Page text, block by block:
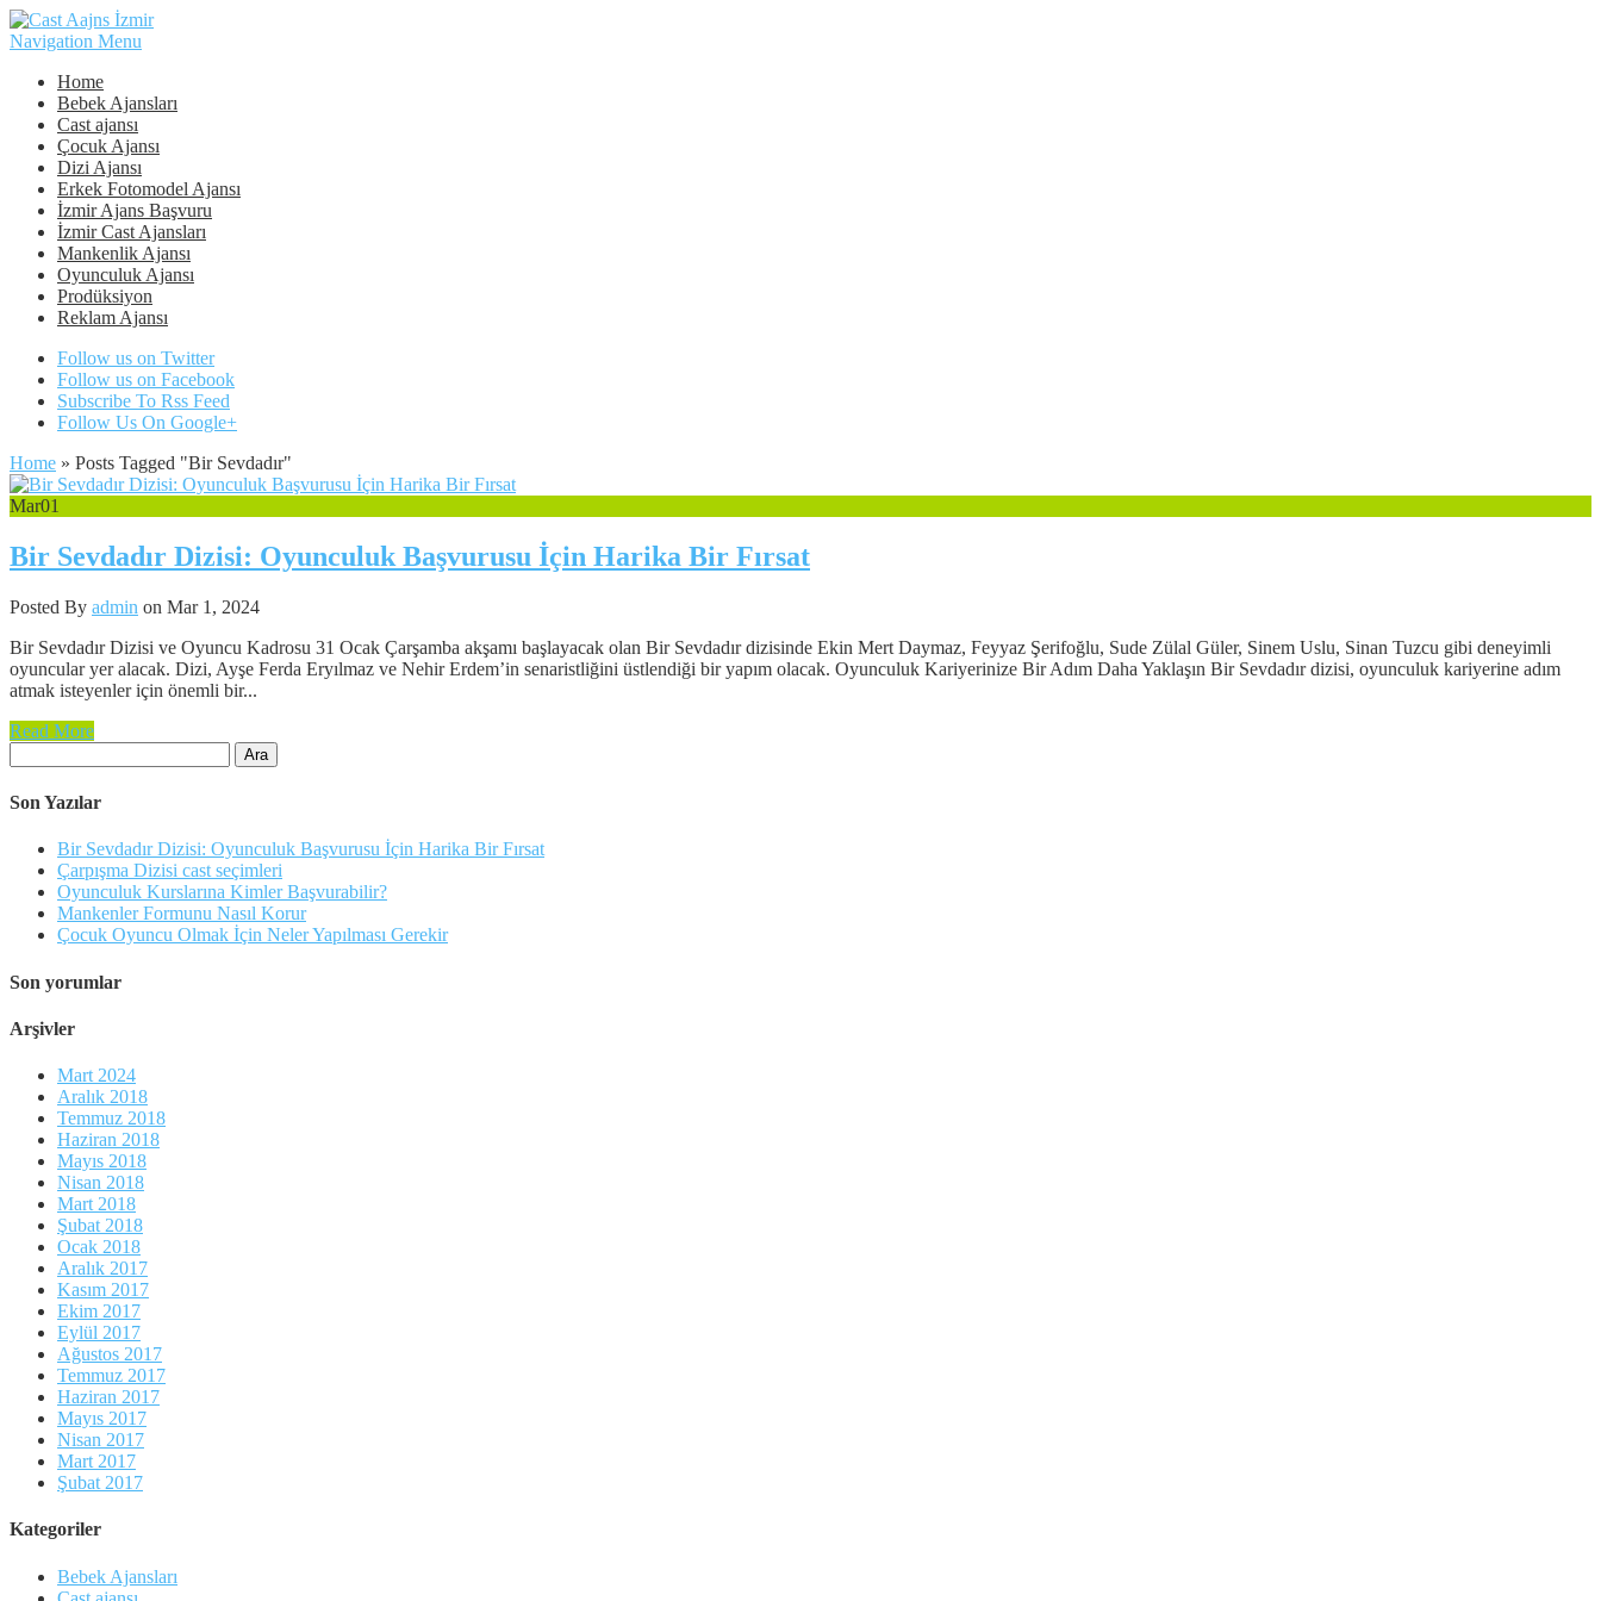
Navigation Menu
Home
Bebek Ajansları
Cast ajansı
Çocuk Ajansı
Dizi Ajansı
Erkek Fotomodel Ajansı
İzmir Ajans Başvuru
İzmir Cast Ajansları
Mankenlik Ajansı
Oyunculuk Ajansı
Prodüksiyon
Reklam Ajansı
Follow us on Twitter
Follow us on Facebook
Subscribe To Rss Feed
Follow Us On Google+
Home » Posts Tagged "Bir Sevdadır"
Mar01
Bir Sevdadır Dizisi: Oyunculuk Başvurusu İçin Harika Bir Fırsat
Posted By admin on Mar 1, 2024
Bir Sevdadır Dizisi ve Oyuncu Kadrosu 31 Ocak Çarşamba akşamı başlayacak olan Bir Sevdadır dizisinde Ekin Mert Daymaz, Feyyaz Şerifoğlu, Sude Zülal Güler, Sinem Uslu, Sinan Tuzcu gibi deneyimli
oyuncular yer alacak. Dizi, Ayşe Ferda Eryılmaz ve Nehir Erdem’in senaristliğini üstlendiği bir yapım olacak. Oyunculuk Kariyerinize Bir Adım Daha Yaklaşın Bir Sevdadır dizisi, oyunculuk kariyerine adım
atmak isteyenler için önemli bir...
Read More
Son Yazılar
Bir Sevdadır Dizisi: Oyunculuk Başvurusu İçin Harika Bir Fırsat
Çarpışma Dizisi cast seçimleri
Oyunculuk Kurslarına Kimler Başvurabilir?
Mankenler Formunu Nasıl Korur
Çocuk Oyuncu Olmak İçin Neler Yapılması Gerekir
Son yorumlar
Arşivler
Mart 2024
Aralık 2018
Temmuz 2018
Haziran 2018
Mayıs 2018
Nisan 2018
Mart 2018
Şubat 2018
Ocak 2018
Aralık 2017
Kasım 2017
Ekim 2017
Eylül 2017
Ağustos 2017
Temmuz 2017
Haziran 2017
Mayıs 2017
Nisan 2017
Mart 2017
Şubat 2017
Kategoriler
Bebek Ajansları